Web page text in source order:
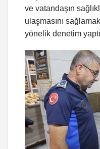
ve vatandaşın
ulaşmasını
yönelik denetim